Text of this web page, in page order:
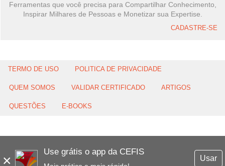
×
Use grátis o app da CEFIS
Usar
Ferramentas que você precisa para Compartilhar Conhecimento,
Inspirar Milhares de Pessoas e Monetizar sua Expertise.
CADASTRE-SE
TERMO DE USO POLITICA DE PRIVACIDADE
QUEM SOMOS VALIDAR CERTIFICADO ARTIGOS
QUESTÕES E-BOOKS